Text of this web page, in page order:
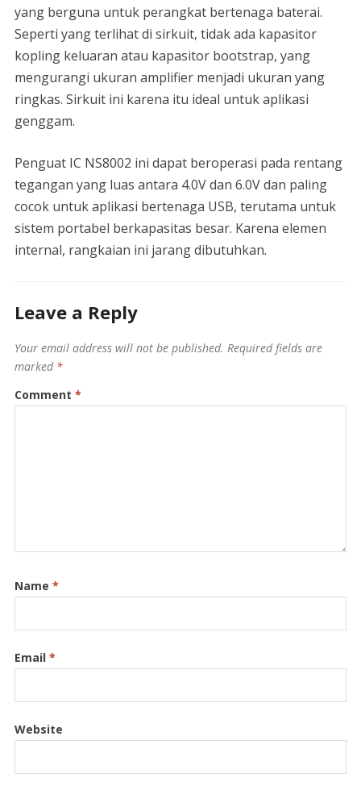
yang berguna untuk perangkat bertenaga baterai.
Seperti yang terlihat di sirkuit, tidak ada kapasitor
kopling keluaran atau kapasitor bootstrap, yang
mengurangi ukuran amplifier menjadi ukuran yang
ringkas. Sirkuit ini karena itu ideal untuk aplikasi
genggam.
Penguat IC NS8002 ini dapat beroperasi pada rentang
tegangan yang luas antara 4.0V dan 6.0V dan paling
cocok untuk aplikasi bertenaga USB, terutama untuk
sistem portabel berkapasitas besar. Karena elemen
internal, rangkaian ini jarang dibutuhkan.
Leave a Reply
Your email address will not be published. Required fields are
marked *
Comment *
Name *
Email *
Website